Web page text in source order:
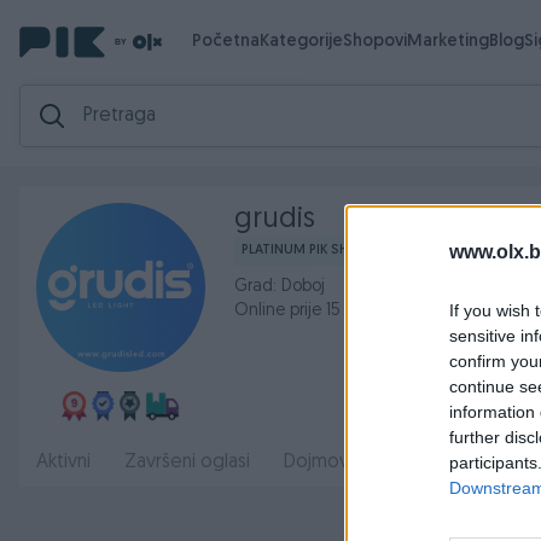
If you wish
sensitive
confirm
continue
information
further
PočetnaKategorijeShopoviMarketingBlog
grudis
PLATINUM PIK SHOP
Grad: Doboj
Online prije 15 sati
Aktivni Završeni oglasi Dojmovi O nama